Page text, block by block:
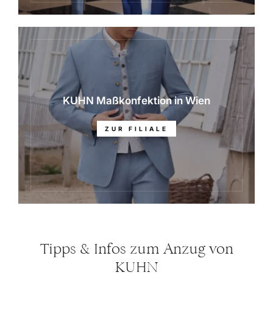
KUHN Maßkonfektion in Wien
ZUR FILIALE
Tipps & Infos zum Anzug von
KUHN